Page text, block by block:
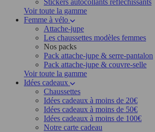
Voir toute la gamme
Femme à vélo
Attache-jupe
Les chaussettes modèles femmes
Nos packs
Pack attache-jupe & serre-pantalon
Pack attache-jupe & couvre-selle
Voir toute la gamme
Idées cadeaux
Chaussettes
Idées cadeaux à moins de 20€
Idées cadeaux à moins de 50€
Idées cadeaux à moins de 100€
Notre carte cadeau